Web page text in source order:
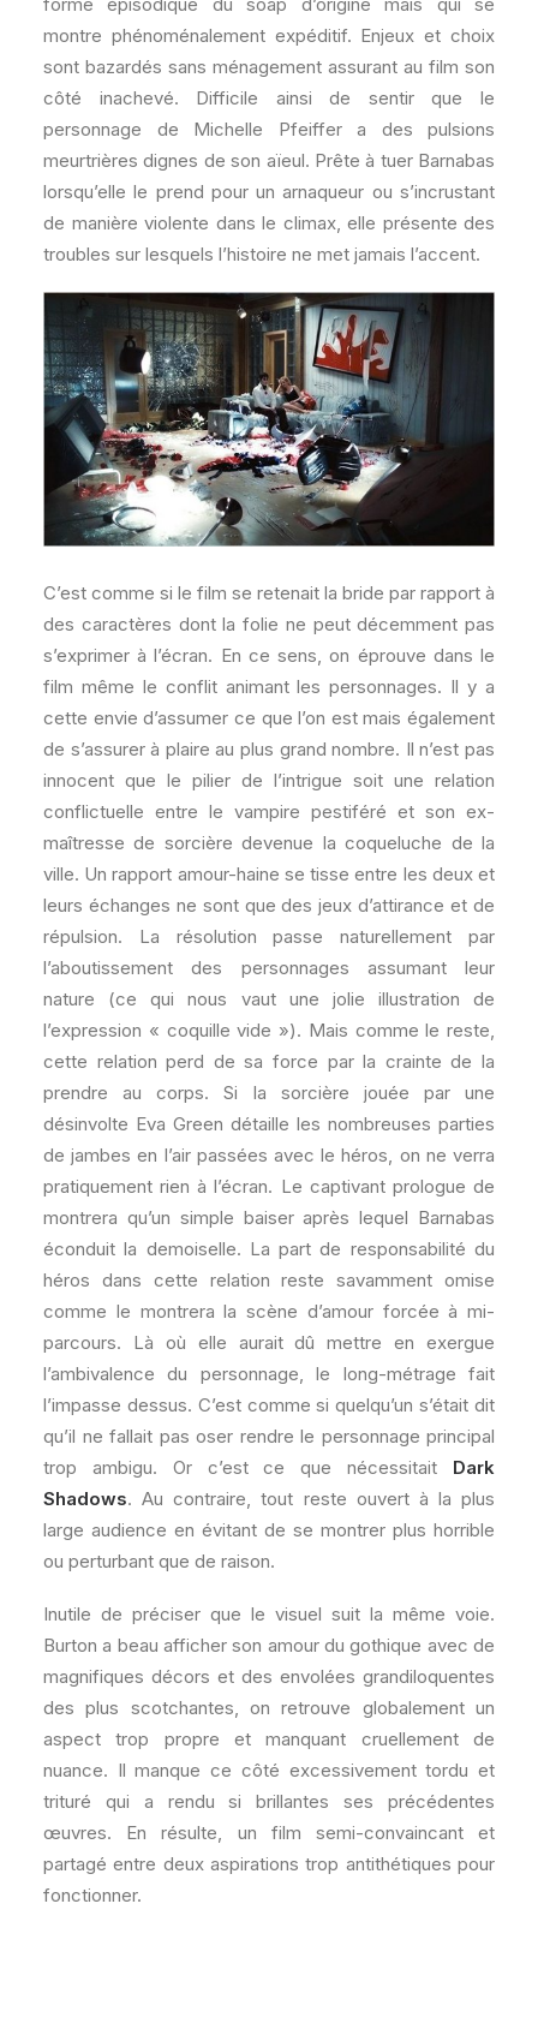
montre phénoménalement expéditif. Enjeux et choix
sont bazardés sans ménagement assurant au film son
côté inachevé. Difficile ainsi de sentir que le
personnage de Michelle Pfeiffer a des pulsions
meurtrières dignes de son aïeul. Prête à tuer Barnabas
lorsqu’elle le prend pour un arnaqueur ou s’incrustant
de manière violente dans le climax, elle présente des
troubles sur lesquels l’histoire ne met jamais l’accent.
C’est comme si le film se retenait la bride par rapport à
des caractères dont la folie ne peut décemment pas
s’exprimer à l’écran. En ce sens, on éprouve dans le
film même le conflit animant les personnages. Il y a
cette envie d’assumer ce que l’on est mais également
de s’assurer à plaire au plus grand nombre. Il n’est pas
innocent que le pilier de l’intrigue soit une relation
conflictuelle entre le vampire pestiféré et son ex-
maîtresse de sorcière devenue la coqueluche de la
ville. Un rapport amour-haine se tisse entre les deux et
leurs échanges ne sont que des jeux d’attirance et de
répulsion. La résolution passe naturellement par
l’aboutissement des personnages assumant leur
nature (ce qui nous vaut une jolie illustration de
l’expression « coquille vide »). Mais comme le reste,
cette relation perd de sa force par la crainte de la
prendre au corps. Si la sorcière jouée par une
désinvolte Eva Green détaille les nombreuses parties
de jambes en l’air passées avec le héros, on ne verra
pratiquement rien à l’écran. Le captivant prologue de
montrera qu’un simple baiser après lequel Barnabas
éconduit la demoiselle. La part de responsabilité du
héros dans cette relation reste savamment omise
comme le montrera la scène d’amour forcée à mi-
parcours. Là où elle aurait dû mettre en exergue
l’ambivalence du personnage, le long-métrage fait
l’impasse dessus. C’est comme si quelqu’un s’était dit
qu’il ne fallait pas oser rendre le personnage principal
trop ambigu. Or c’est ce que nécessitait Dark
Shadows. Au contraire, tout reste ouvert à la plus
large audience en évitant de se montrer plus horrible
ou perturbant que de raison.
Inutile de préciser que le visuel suit la même voie.
Burton a beau afficher son amour du gothique avec de
magnifiques décors et des envolées grandiloquentes
des plus scotchantes, on retrouve globalement un
aspect trop propre et manquant cruellement de
nuance. Il manque ce côté excessivement tordu et
trituré qui a rendu si brillantes ses précédentes
œuvres. En résulte, un film semi-convaincant et
partagé entre deux aspirations trop antithétiques pour
fonctionner.